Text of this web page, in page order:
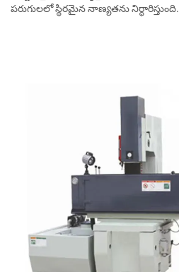
పరుగులలో స్థిరమైన నాణ్యతను నిర్ధారిస్తుంది.